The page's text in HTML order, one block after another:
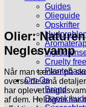
Guides
Olieguide
Opskrifter
Cruelty
Om Os
Brand
Dansk
Olier:
Neglesvamp
Når man tænker på
overse de små
har oplevet
af dem. Heldigvis har